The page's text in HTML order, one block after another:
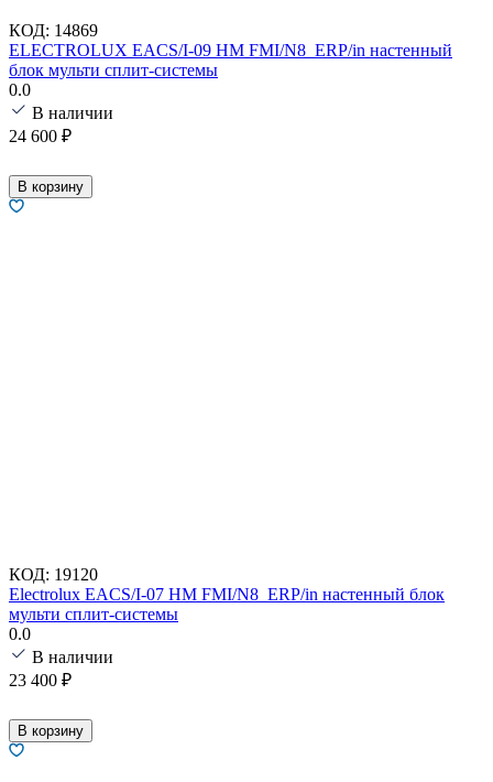
КОД: 14869
ELECTROLUX EACS/I-09 HM FMI/N8_ERP/in настенный
блок мульти сплит-системы
0.0
В наличии
24 600 ₽
В корзину
КОД: 19120
Electrolux EACS/I-07 HM FMI/N8_ERP/in настенный блок
мульти сплит-системы
0.0
В наличии
23 400 ₽
В корзину